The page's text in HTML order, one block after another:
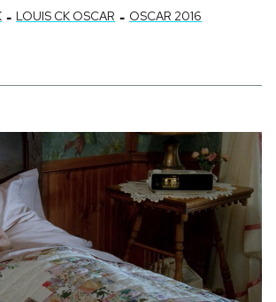
- LOUIS CK OSCAR - OSCAR 2016